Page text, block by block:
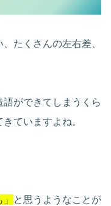
たくさんの左右差、
語ができてしまうくら
ていますよね。
と思うようなことが